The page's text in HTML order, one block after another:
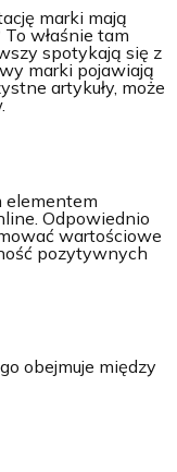
marki mają
właśnie tam
spotykają się z
marki pojawiają
artykuły, może
elementem
Odpowiednio
wartościowe
pozytywnych
obejmuje między